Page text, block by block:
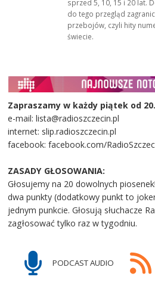
sprzed 5, 10, 15 i 20 lat.
do tego przegląd
przebojów, czyli hity
świecie.
Zapraszamy w każdy piątek od
e-mail: lista@radioszczecin.pl
internet: slip.radioszczecin.pl
facebook: facebook.com/
ZASADY GŁOSOWANIA:
Głosujemy na 20 dowolnych
dwa punkty (dodatkowy punkt to
jednym punkcie. Głosują słuchacze
zagłosować tylko raz w tygodniu.
PODCAST AUDIO